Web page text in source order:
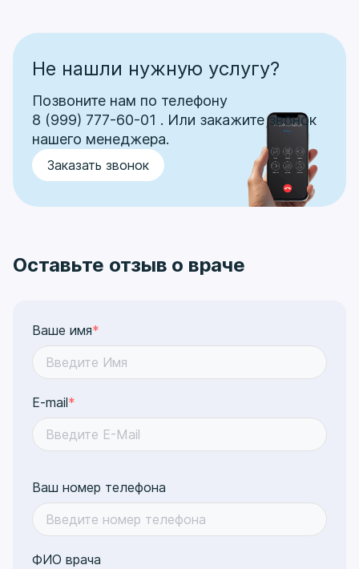
Заказать звонок
Не нашли нужную услугу?
Позвоните нам по телефону
8 (999) 777-60-01 . Или закажите звонок
нашего менеджера.
Оставьте отзыв о враче
Ваше имя*
E-mail*
Ваш номер телефона
ФИО врача